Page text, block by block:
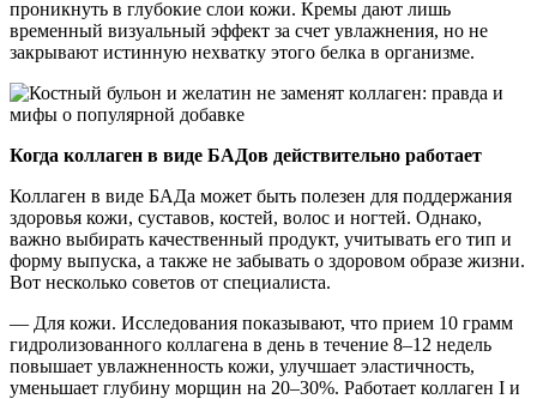
проникнуть в глубокие слои кожи. Кремы дают лишь
временный визуальный эффект за счет увлажнения, но не
закрывают истинную нехватку этого белка в организме.
Когда коллаген в виде БАДов действительно работает
Коллаген в виде БАДа может быть полезен для поддержания
здоровья кожи, суставов, костей, волос и ногтей. Однако,
важно выбирать качественный продукт, учитывать его тип и
форму выпуска, а также не забывать о здоровом образе жизни.
Вот несколько советов от специалиста.
— Для кожи. Исследования показывают, что прием 10 грамм
гидролизованного коллагена в день в течение 8–12 недель
повышает увлажненность кожи, улучшает эластичность,
уменьшает глубину морщин на 20–30%. Работает коллаген I и